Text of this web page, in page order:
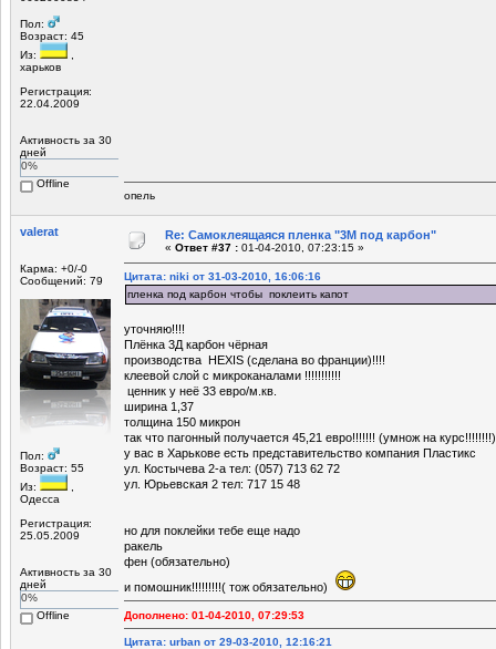
Пол:
Возраст: 45
Из:
харьков
Регистрация:
22.04.2009
Активность за 30
дней
0%
Offline
опель
valerat
Карма: +0/-0
Сообщений: 79
Пол:
Возраст: 55
Из:
Одесса
Регистрация:
25.05.2009
Активность за 30
дней
0%
Offline
Re: Самоклеящаяся пленка "3М под карбон"
« Ответ #37 : 01-04-2010, 07:23:15 »
Цитата: niki от 31-03-2010, 16:06:16
пленка под карбон чтобы поклеить капот
уточняю!!!!
Плёнка 3Д карбон чёрная
производства HEXIS (сделана во франции)!!!!
клеевой слой с микроканалами !!!!!!!!!!!
ценник у неё 33 евро/м.кв.
ширина 1,37
толщина 150 микрон
так что пагонный получается 45,21 евро!!!!!!! (умнож на курс!!!!!!!!)
у вас в Харькове есть представительство компания Пластикс
ул. Костычева 2-а тел: (057) 713 62 72
ул. Юрьевская 2 тел: 717 15 48
но для поклейки тебе еще надо
ракель
фен (обязательно)
и помошник!!!!!!!!!( тож обязательно)
Дополнено: 01-04-2010, 07:29:53
Цитата: urban от 29-03-2010, 12:16:21